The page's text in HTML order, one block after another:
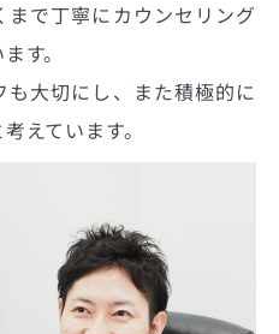
で丁寧にカウンセリング
す。
大切にし、また積極的に
えています。